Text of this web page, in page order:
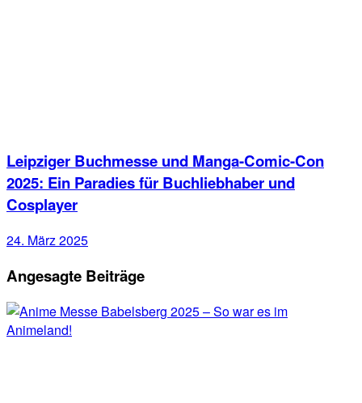
Leipziger Buchmesse und Manga-Comic-Con
2025: Ein Paradies für Buchliebhaber und
Cosplayer
24. März 2025
Angesagte Beiträge